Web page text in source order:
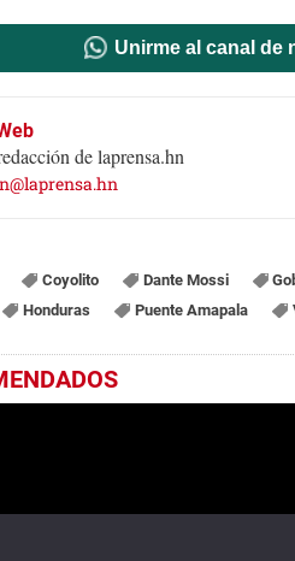
Unirme al canal de
de laprensa.hn
Coyolito Dante Mossi
Honduras Puente Amapala